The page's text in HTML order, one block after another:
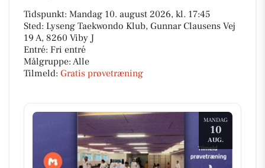
Tidspunkt: Mandag 10. august 2026, kl. 17:45
Sted: Lyseng Taekwondo Klub, Gunnar Clausens Vej
19 A, 8260 Viby J
Entré: Fri entré
Målgruppe: Alle
Tilmeld: Gratis prøvetræning
MANDAG
10
AUG.